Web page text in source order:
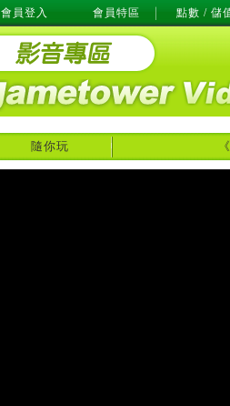
會員登入 會員特區 點數 / 儲
隨你玩